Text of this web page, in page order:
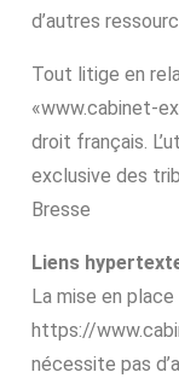
d’autres
Tout litige en
«www.cabinet-
droit français.
exclusive des
Bresse
Liens
La mise en
https://
nécessite pas